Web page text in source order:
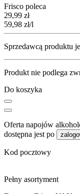
Frisco poleca
Cena
29,99 zł
59,98 zł/l
Sprzedawcą produktu
Produkt nie podlega
Do koszyka
Oferta napojów
dostępna jest po
Kod pocztowy
Pełny asortyment